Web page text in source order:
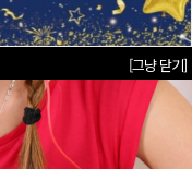
[그냥 닫기]